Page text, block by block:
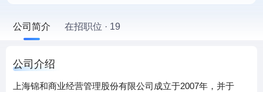
公司简介 在招职位 · 19
公司介绍
上海锦和商业经营管理股份有限公司成立于2007年，并于